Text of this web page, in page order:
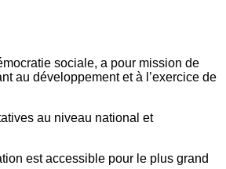
sociale, a pour mission de
au développement et à l’exercice de
au niveau national et
est accessible pour le plus grand